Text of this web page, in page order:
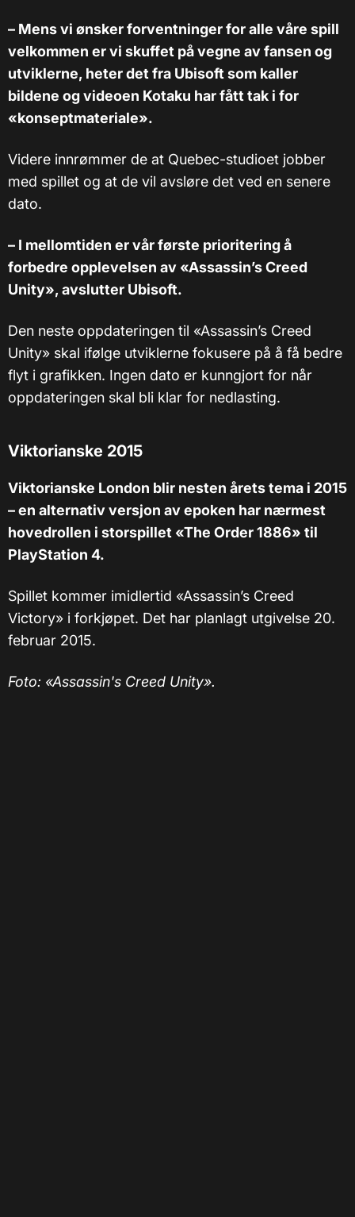
– Mens vi ønsker forventninger for alle våre spill
velkommen er vi skuffet på vegne av fansen og
utviklerne, heter det fra Ubisoft som kaller
bildene og videoen Kotaku har fått tak i for
«konseptmateriale».
Videre innrømmer de at Quebec-studioet jobber
med spillet og at de vil avsløre det ved en senere
dato.
– I mellomtiden er vår første prioritering å
forbedre opplevelsen av «Assassin’s Creed
Unity», avslutter Ubisoft.
Den neste oppdateringen til «Assassin’s Creed
Unity» skal ifølge utviklerne fokusere på å få bedre
flyt i grafikken. Ingen dato er kunngjort for når
oppdateringen skal bli klar for nedlasting.
Viktorianske 2015
Viktorianske London blir nesten årets tema i 2015
– en alternativ versjon av epoken har nærmest
hovedrollen i storspillet «The Order 1886» til
PlayStation 4.
Spillet kommer imidlertid «Assassin’s Creed
Victory» i forkjøpet. Det har planlagt utgivelse 20.
februar 2015.
Foto: «Assassin's Creed Unity».